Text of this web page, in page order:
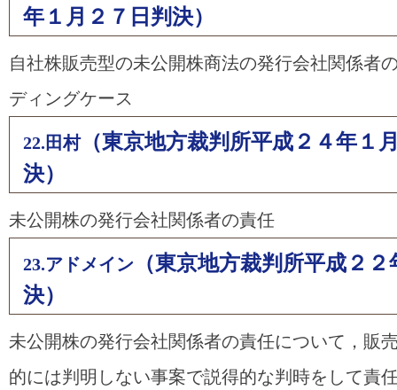
年１月２７日判決）
自社株販売型の未公開株商法の発行会社関係者
ディングケース
22.田村（東京地方裁判所平成２４年１
決）
未公開株の発行会社関係者の責任
23.アドメイン
（東京地方裁判所平成２
決）
未公開株の発行会社関係者の責任について，販
的には判明しない事案で説得的な判時をして責